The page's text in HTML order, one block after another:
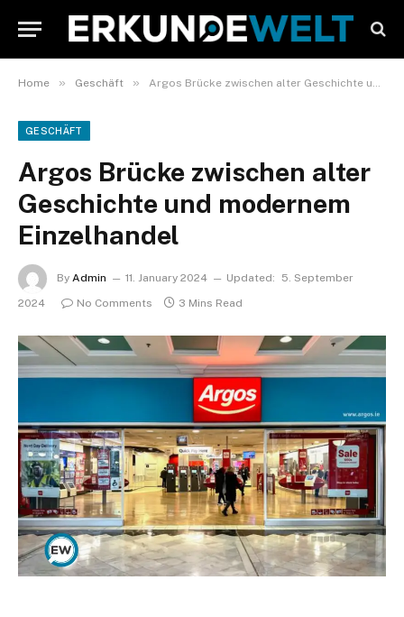
Home » Geschäft » Argos Brücke zwischen alter Geschichte und modernem Einzelhandel
GESCHÄFT
Argos Brücke zwischen alter
Geschichte und modernem
Einzelhandel
By Admin 11. January 2024 Updated:
5. September
2024
No Comments 3 Mins Read